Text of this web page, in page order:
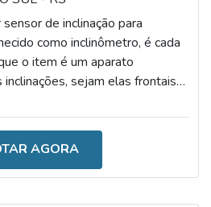
de inclinação para
como inclinômetro, é cada
o item é um aparato
sejam elas frontais
visualização.Nesse contexto,
industriais,
maior segurança e
AGORA